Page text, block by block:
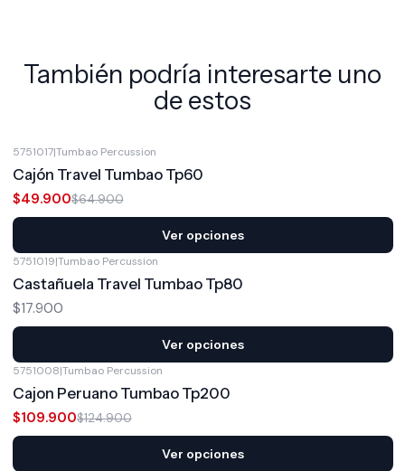
También podría interesarte uno
de estos
5751017|Tumbao Percussion
Cajón Travel Tumbao Tp60
$49.900$64.900
Ver opciones
5751019|Tumbao Percussion
Castañuela Travel Tumbao Tp80
$17.900
Ver opciones
5751008|Tumbao Percussion
Cajon Peruano Tumbao Tp200
$109.900$124.900
Ver opciones